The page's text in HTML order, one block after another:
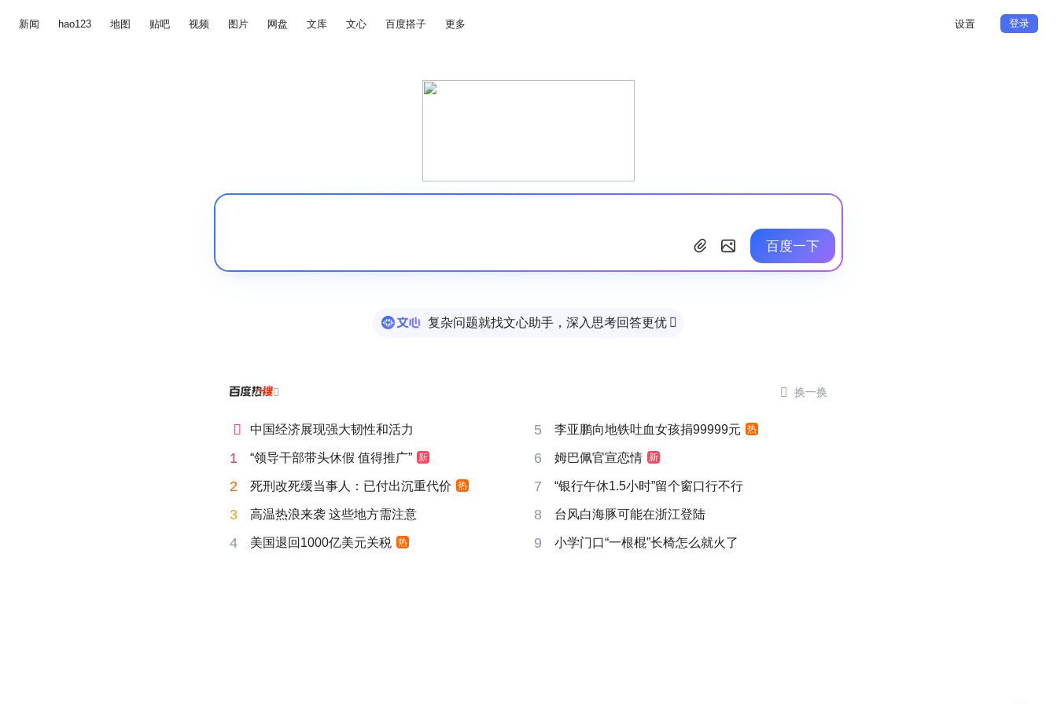
新闻 hao123 地图 贴吧 视频 图片 网盘 文库 文心 百度搭子 更多 设置 登录
百度一下
复杂问题就找文心助手，深入思考回答更优 
  换一换
 中国经济展现强大韧性和活力 5 李亚鹏向地铁吐血女孩捐99999元 热
1 “领导干部带头休假 值得推广” 新 6 姆巴佩官宣恋情 新
2 死刑改死缓当事人：已付出沉重代价 热 7 “银行午休1.5小时”留个窗口行不行
3 高温热浪来袭 这些地方需注意 8 台风白海豚可能在浙江登陆
4 美国退回1000亿美元关税 热 9 小学门口“一根棍”长椅怎么就火了